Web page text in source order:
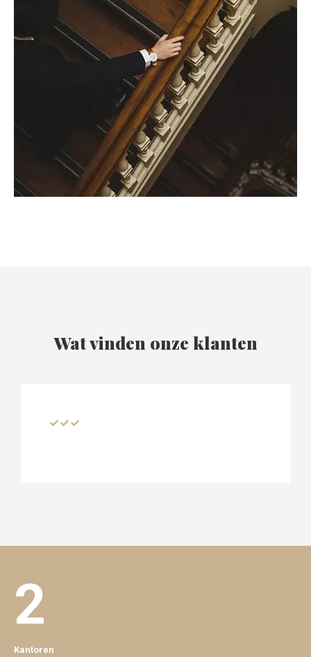
Wat vinden onze klanten
2
Kantoren